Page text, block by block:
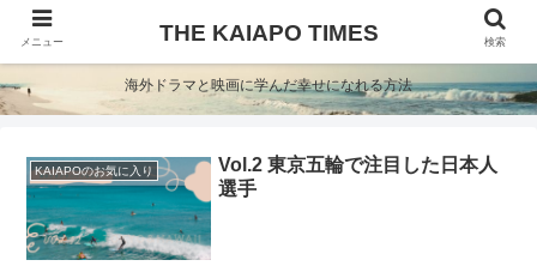
海外ドラマと映画に学んだ幸せになれる方法
KAIAPOのお気に入り
Vol.2 東京五輪で注目した日本人
選手
メニュー THE KAIAPO TIMES 検索